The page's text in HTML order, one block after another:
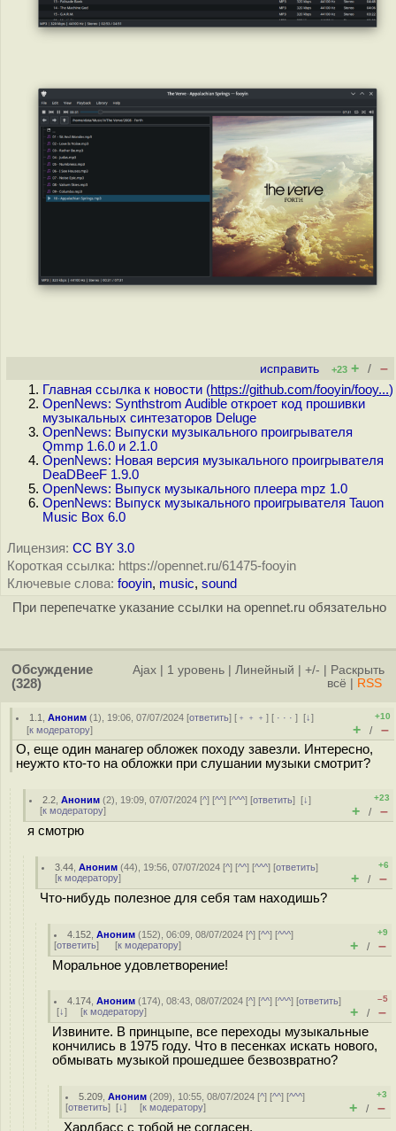
исправить +23 + / –
Главная ссылка к новости (https://github.com/fooyin/fooy...)
OpenNews: Synthstrom Audible откроет код прошивки
музыкальных синтезаторов Deluge
OpenNews: Выпуски музыкального проигрывателя
Qmmp 1.6.0 и 2.1.0
OpenNews: Новая версия музыкального проигрывателя
DeaDBeeF 1.9.0
OpenNews: Выпуск музыкального плеера mpz 1.0
OpenNews: Выпуск музыкального проигрывателя Tauon
Music Box 6.0
Лицензия: CC BY 3.0
Короткая ссылка: https://opennet.ru/61475-fooyin
Ключевые слова: fooyin, music, sound
При перепечатке указание ссылки на opennet.ru обязательно
Обсуждение
(328)
Ajax 1 уровень Линейный +/-
Раскрыть
всё
RSS
1.1 ,Аноним (1), 19:06, 07/07/2024 [ответить] [ ﹢﹢﹢] [ · · ·][↓]
[к модератору]
+10
+ / –
О, еще один манагер обложек походу завезли. Интересно,
неужто кто-то на обложки при слушании музыки смотрит?
2.2 ,Аноним (2), 19:09, 07/07/2024 [^] [^^] [^^^] [ответить][↓]
[к модератору]
+23
+ / –
я смотрю
3.44 ,Аноним (44), 19:56, 07/07/2024 [^] [^^] [^^^] [ответить]
[к модератору]
+6
+ / –
Что-нибудь полезное для себя там находишь?
4.152 ,Аноним (152), 06:09, 08/07/2024 [^] [^^] [^^^]
[ответить] [к модератору]
+9
+ / –
Моральное удовлетворение!
4.174 ,Аноним (174), 08:43, 08/07/2024 [^] [^^] [^^^] [ответить]
[↓] [к модератору]
–5
+ / –
Извините. В принцыпе, все переходы музыкальные
кончились в 1975 году. Что в песенках искать нового,
обмывать музыкой прошедшее безвозвратно?
5.209 ,Аноним (209), 10:55, 08/07/2024 [^] [^^] [^^^]
[ответить] [↓] [к модератору]
+3
+ / –
Хардбасс с тобой не согласен.